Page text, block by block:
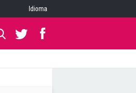
Idioma